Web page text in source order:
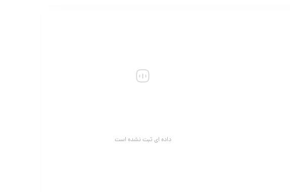
داده ای ثبت نشده است